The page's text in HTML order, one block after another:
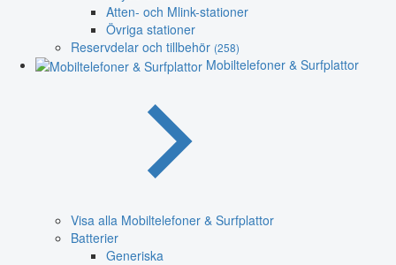
Atten- och Mlink-stationer
Övriga stationer
Reservdelar och tillbehör (258)
Mobiltelefoner & Surfplattor
Visa alla Mobiltelefoner & Surfplattor
Batterier
Generiska